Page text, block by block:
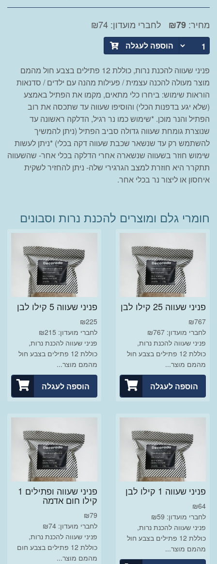
מחיר: ₪79 לחברי מועדון: ₪74
הוספה לעגלה
פניני שעווה להכנת נרות, כוללת 12 פתילים בצבע חול מהמם
מוצר מעולה להכנה עצמית / פעילות מהנה עם ילדים / סדנאות
הוראות שימוש: ביחרו כלי מתאים, מקמו את הפתיל באמצע
(שלא יגע בדפנות הכלי) והוסיפו שעווה עד שתכסה את רוב
הפתיל והנר מוכן. *שימוש כמו נר רגיל, הדלקה ראשונה עד
שנוצרת גומחת שעווה גדולה סביב הפתיל (ניתן להמשיך
להשתמש רק עד שנשאר שכבת שעווה דקה בכלי) *ניתן לעשות
שימוש חוזר בשעווה שנשארה אחרי הדלקה בכלי אחר- שהשעווה
תתקרר היא חוזרת למצב הגרגירי שלה- ניתן להחזיר לשקית
איחסון או ליצור נר בכלי אחר.
חומרי גלם ומוצרים להכנת נרות וסבונים
פניני שעווה 25 קילו לבן
₪767
לחברי מועדון: ₪767
פניני שעווה להכנת נרות,
כוללת 12 פתילים בצבע חול
מהמם מוצר...
הוספה לעגלה
פניני שעווה 5 קילו לבן
₪225
לחברי מועדון: ₪215
פניני שעווה להכנת נרות,
כוללת 12 פתילים בצבע חול
מהמם מוצר...
הוספה לעגלה
פניני שעווה 1 קילו לבן
₪64
לחברי מועדון: ₪59
פניני שעווה להכנת נרות,
כוללת 12 פתילים בצבע חול
מהמם מוצר...
פניני שעווה ופתילים 1
קילו חום אדמה
₪79
לחברי מועדון: ₪74
פניני שעווה להכנת נרות,
כוללת 12 פתילים בצבע חום
מהמם מוצר...